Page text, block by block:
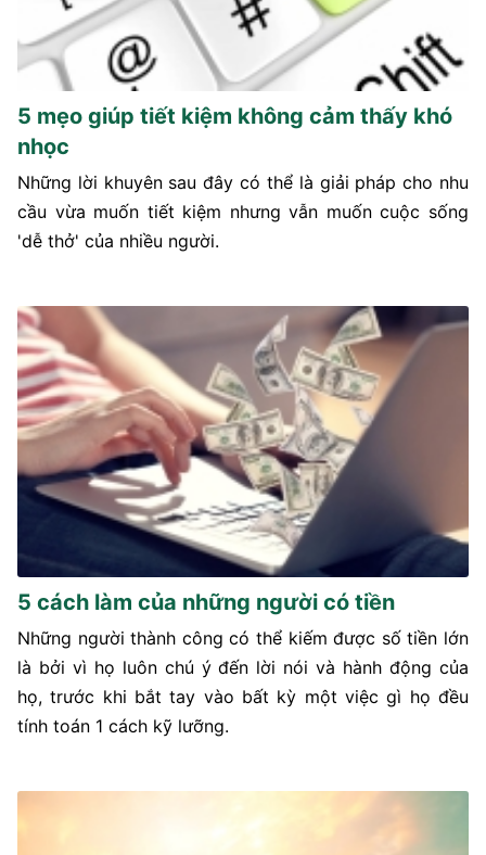
5 mẹo giúp tiết kiệm không cảm thấy khó
nhọc
Những lời khuyên sau đây có thể là giải pháp cho nhu
cầu vừa muốn tiết kiệm nhưng vẫn muốn cuộc sống
'dễ thở' của nhiều người.
5 cách làm của những người có tiền
Những người thành công có thể kiếm được số tiền lớn
là bởi vì họ luôn chú ý đến lời nói và hành động của
họ, trước khi bắt tay vào bất kỳ một việc gì họ đều
tính toán 1 cách kỹ lưỡng.